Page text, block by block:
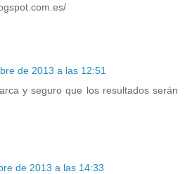
de 2013 a las 12:51
y seguro que los resultados serán
de 2013 a las 14:33